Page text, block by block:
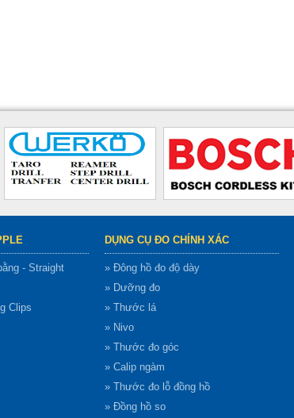
- Straight
Clips
DỤNG CỤ ĐO CHÍNH XÁC
» Đông hồ đo độ dày
» Dưỡng đo
» Thước lá
» Nivo
» Thước đo góc
» Calip ngàm
» Thước đo lỗ đồng hồ
» Đồng hồ so